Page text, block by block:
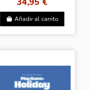
Añadir al carrito